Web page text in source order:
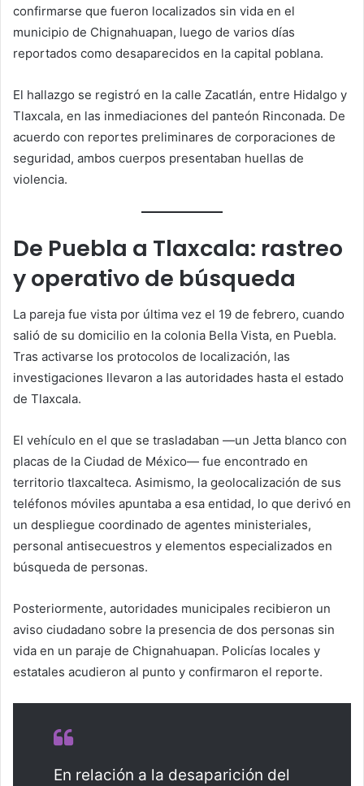
confirmarse que fueron localizados sin vida en el
municipio de Chignahuapan, luego de varios días
reportados como desaparecidos en la capital poblana.
El hallazgo se registró en la calle Zacatlán, entre Hidalgo y
Tlaxcala, en las inmediaciones del panteón Rinconada. De
acuerdo con reportes preliminares de corporaciones de
seguridad, ambos cuerpos presentaban huellas de
violencia.
De Puebla a Tlaxcala: rastreo
y operativo de búsqueda
La pareja fue vista por última vez el 19 de febrero, cuando
salió de su domicilio en la colonia Bella Vista, en Puebla.
Tras activarse los protocolos de localización, las
investigaciones llevaron a las autoridades hasta el estado
de Tlaxcala.
El vehículo en el que se trasladaban —un Jetta blanco con
placas de la Ciudad de México— fue encontrado en
territorio tlaxcalteca. Asimismo, la geolocalización de sus
teléfonos móviles apuntaba a esa entidad, lo que derivó en
un despliegue coordinado de agentes ministeriales,
personal antisecuestros y elementos especializados en
búsqueda de personas.
Posteriormente, autoridades municipales recibieron un
aviso ciudadano sobre la presencia de dos personas sin
vida en un paraje de Chignahuapan. Policías locales y
estatales acudieron al punto y confirmaron el reporte.
En relación a la desaparición del